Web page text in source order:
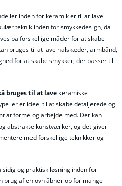
ler inden for keramik er til at lave
teknik inden for smykkedesign, da
på forskellige måder for at skabe
bruges til at lave halskæder, armbånd,
for at skabe smykker, der passer til
bruges til at lave keramiske
ler er ideel til at skabe detaljerede og
at forme og arbejde med. Det kan
abstrakte kunstværker, og det giver
med forskellige teknikker og
og praktisk løsning inden for
af en ovn åbner op for mange